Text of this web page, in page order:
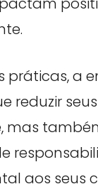
práticas, a
reduzir
mas
aos seus